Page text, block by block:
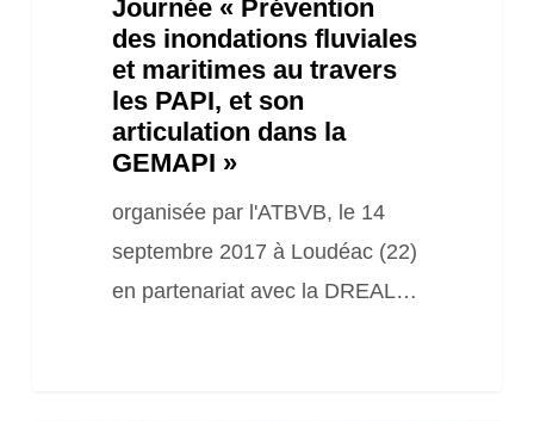
articulation
GEMAPI »
Journée « Prévention
des inondations fluviales
et maritimes au travers
les PAPI, et son
articulation dans la
GEMAPI »
organisée par l'ATBVB, le 14
septembre 2017 à Loudéac (22)
en partenariat avec la DREAL…